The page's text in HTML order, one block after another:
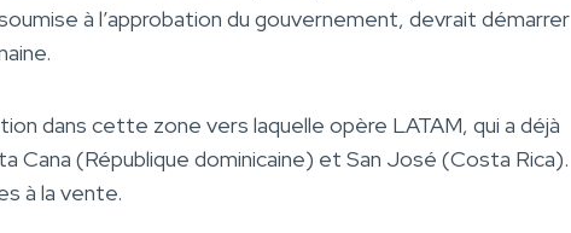
à l’approbation du gouvernement, devrait démarrer
dans cette zone vers laquelle opère LATAM, qui a déjà
Cana (République dominicaine) et San José (Costa Rica).
à la vente.